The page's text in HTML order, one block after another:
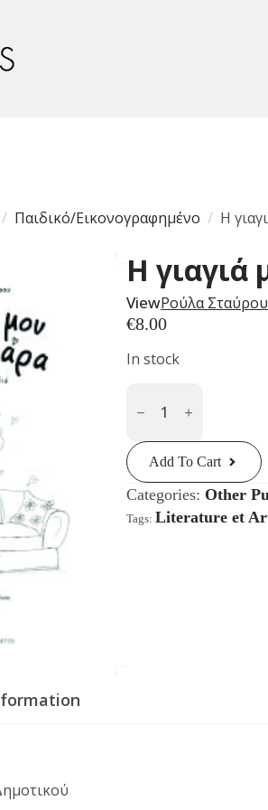
Παιδικό/Εικονογραφημένο Η
Η γιαγιά
ViewΡούλα
€8.00
In stock
Γιαγιά
Μου
Ξεχασιάρα
Quantity
Add To Cart
Categories: Other
Tags:Literature et